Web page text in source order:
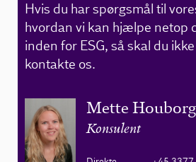
Hvis du har spørgsmål til
hvordan vi kan hjælpe netop
inden for ESG, så skal du
kontakte os.
Mette Houborg
Konsulent